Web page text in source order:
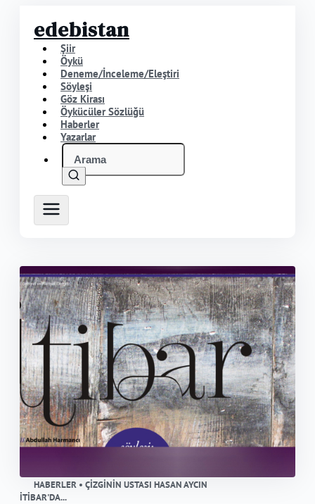
edebistan
Şiir
Öykü
Deneme/İnceleme/Eleştiri
Söyleşi
Göz Kirası
Öykücüler Sözlüğü
Haberler
Yazarlar
HABERLER • ÇİZGİNİN USTASI HASAN AYCIN
İTİBAR'DA...